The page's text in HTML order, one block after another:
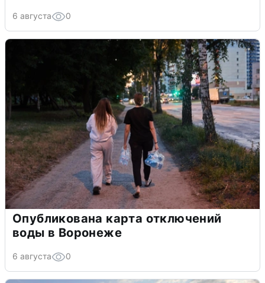
6 августа 0
Опубликована карта отключений
воды в Воронеже
6 августа 0